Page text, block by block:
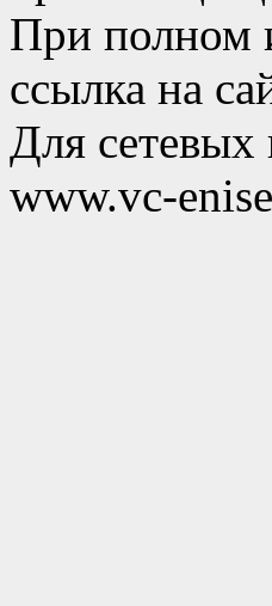
При полном
ссылка на
Для сетевых
www.vc-